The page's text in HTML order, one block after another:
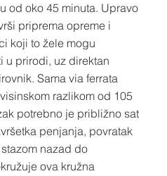
od oko 45 minuta. Upravo
priprema opreme i
koji to žele mogu
u prirodi, uz direktan
Sama via ferrata
razlikom od 105
potrebno je približno sat
penjanja, povratak
nazad do
ova kružna